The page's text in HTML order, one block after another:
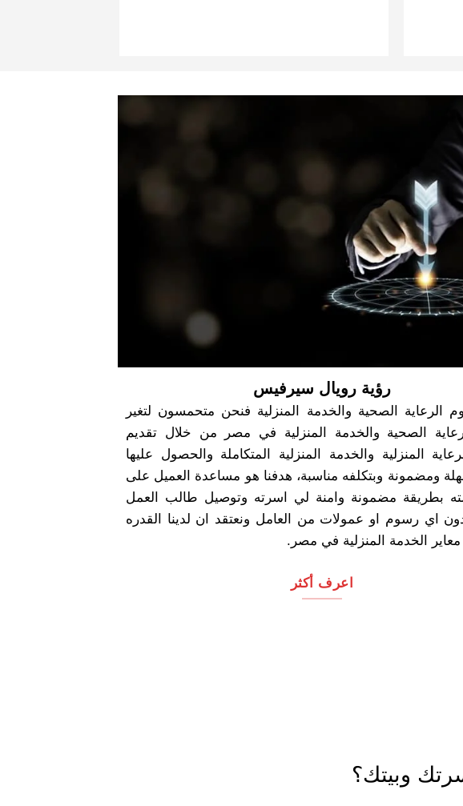
رؤية رويال سيرفيس
الرعاية الصحية والخدمة المنزلية فنحن متحمسون لتغير
الصحية والخدمة المنزلية في مصر من خلال تقديم
المنزلية والخدمة المنزلية المتكاملة والحصول عليها
ومضمونة وبتكلفه مناسبة، هدفنا هو مساعدة العميل على
بطريقة مضمونة وامنة لي اسرته وتوصيل طالب العمل
اي رسوم او عمولات من العامل ونعتقد ان لدينا القدره
الخدمة المنزلية في مصر.
اعرف أكثر
وبيتك؟